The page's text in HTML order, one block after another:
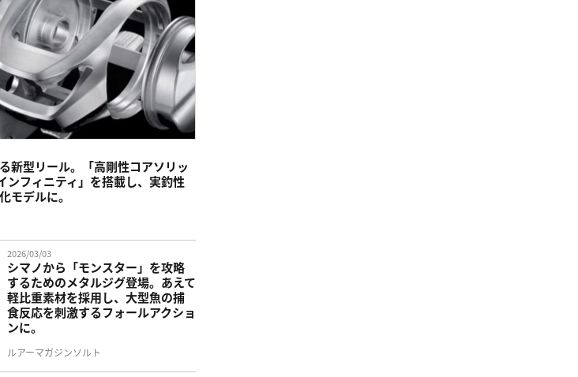
新型リール。「高剛性コアソリッ
ンフィニティ」を搭載し、実釣性
モデルに。
2026/03/03
シマノから「モンスター」を攻略
するためのメタルジグ登場。あえて
軽比重素材を採用し、大型魚の捕
食反応を刺激するフォールアクショ
ンに。
ルアーマガジンソルト